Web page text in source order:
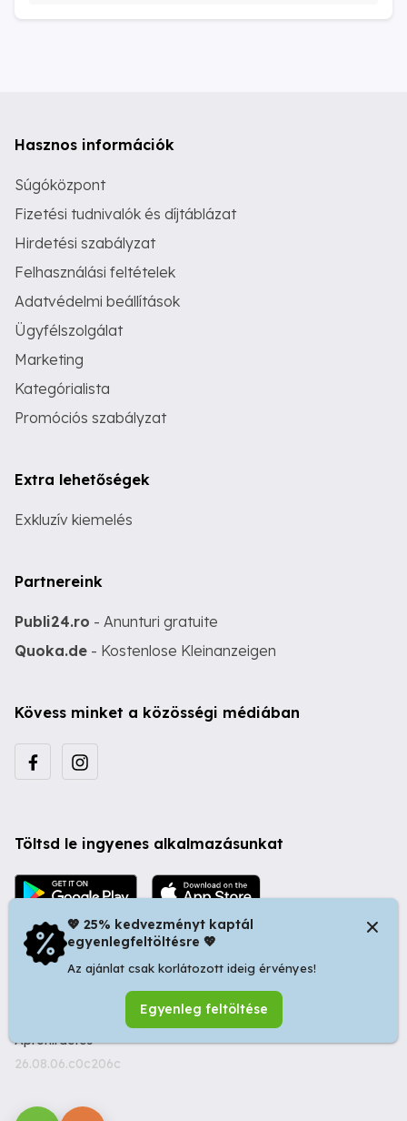
Hasznos információk
Súgóközpont
Fizetési tudnivalók és díjtáblázat
Hirdetési szabályzat
Felhasználási feltételek
Adatvédelmi beállítások
Ügyfélszolgálat
Marketing
Kategórialista
Promóciós szabályzat
Extra lehetőségek
Exkluzív kiemelés
Partnereink
Publi24.ro - Anunturi gratuite
Quoka.de - Kostenlose Kleinanzeigen
Kövess minket a közösségi médiában
Töltsd le ingyenes alkalmazásunkat
© 2026 Startapró S.R.L. | Bulevardul Dacia nr 34, Oradea
410346, Romania | Tax ID: RO44483373 -
Ingyenes
Apróhirdetés
26.08.06.c0c206c
💖 25% kedvezményt kaptál
egyenlegfeltöltésre 💖
Az ajánlat csak korlátozott ideig érvényes!
Egyenleg feltöltése